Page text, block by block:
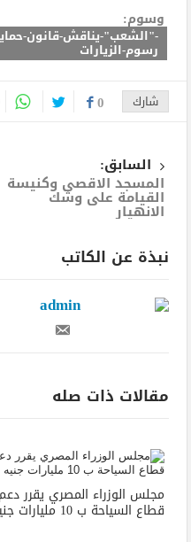
وسوم:
-"الشعب"-يناقش-قانون-
رسوم-الزيارات
شارك 0
السابق:
المسجد الاقصى وكنيسة
القيامة على وشك
الانهيار
نبذة عن الكاتب
admin
مقالات ذات صله
مجلس الوزراء المصري يقرر دعم
قطاع السياحة ب 10 مليارات جنيه